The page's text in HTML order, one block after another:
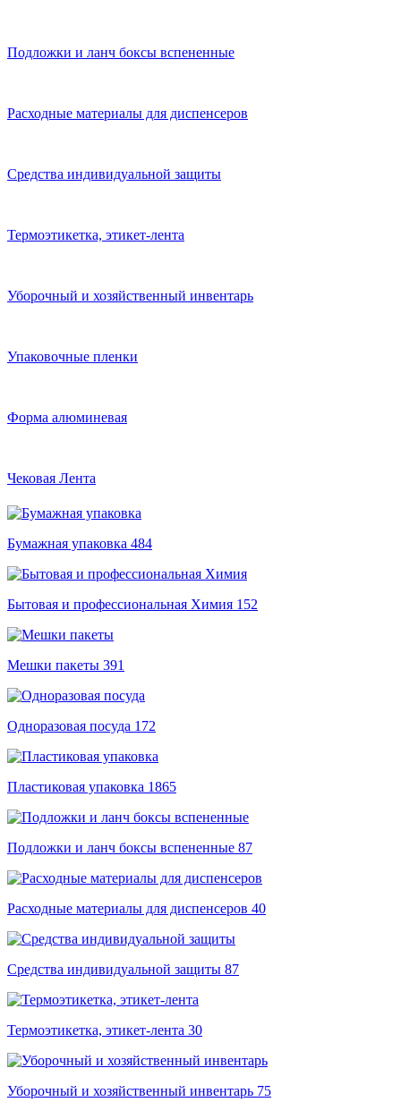
Подложки и ланч боксы вспененные
Расходные материалы для диспенсеров
Средства индивидуальной защиты
Термоэтикетка, этикет-лента
Уборочный и хозяйственный инвентарь
Упаковочные пленки
Форма алюминевая
Чековая Лента
Бумажная упаковка 484
Бытовая и профессиональная Химия 152
Мешки пакеты 391
Одноразовая посуда 172
Пластиковая упаковка 1865
Подложки и ланч боксы вспененные 87
Расходные материалы для диспенсеров 40
Средства индивидуальной защиты 87
Термоэтикетка, этикет-лента 30
Уборочный и хозяйственный инвентарь 75